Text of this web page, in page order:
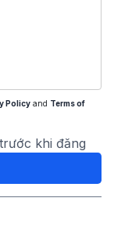
Policy and Terms of
khi đăng